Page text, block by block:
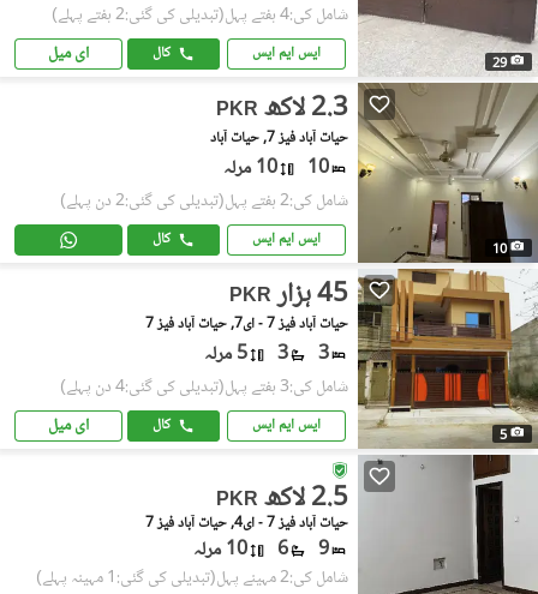
29
شامل کی:4 ہفتے پہل (تبدیلی کی گئی:2 ہفتے پہلے)
ایس ایم ایس کال ای میل
10
PKR 2.3 لاکھ
حیات آباد فیز 7, حیات آباد
10 10 مرلہ
شامل کی:2 ہفتے پہل (تبدیلی کی گئی:2 دن پہلے)
ایس ایم ایس کال
5
PKR 45 ہزار
حیات آباد فیز 7 - ای7, حیات آباد فیز 7
3
3 5 مرلہ
شامل کی:3 ہفتے پہل (تبدیلی کی گئی:4 دن پہلے)
ایس ایم ایس کال ای میل
PKR 2.5 لاکھ
حیات آباد فیز 7 - ای4, حیات آباد فیز 7
9
6 10 مرلہ
شامل کی:2 مہینے پہل (تبدیلی کی گئی:1 مہینہ پہلے)